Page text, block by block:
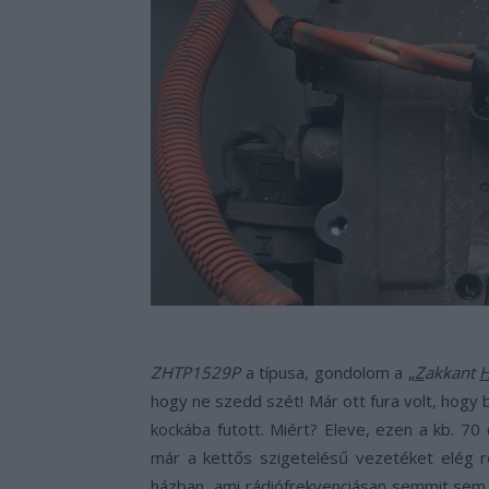
ZHTP1529Pa típusa, gondolom a „Zakkant
hogy ne szedd szét! Már ott fura volt, hogy
kockába futott. Miért? Eleve, ezen a kb.
már a kettős szigetelésű vezetéket elég